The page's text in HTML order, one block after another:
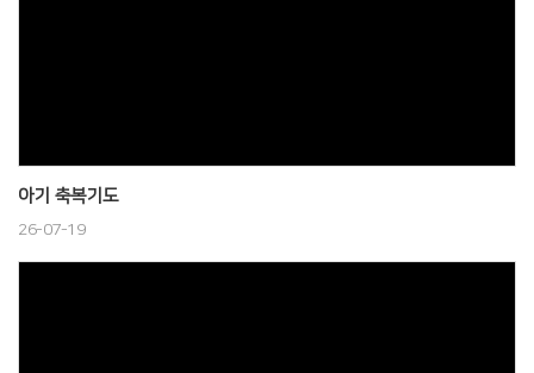
아기 축복기도
26-07-19